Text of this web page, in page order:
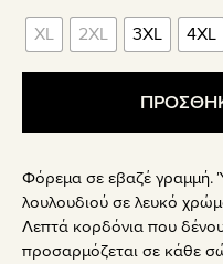
XL 2XL 3XL 4XL
Φόρεμα σε εβαζέ γραμμή.
λουλουδιού σε λευκό
Λεπτά κορδόνια που
προσαρμόζεται σε κάθε